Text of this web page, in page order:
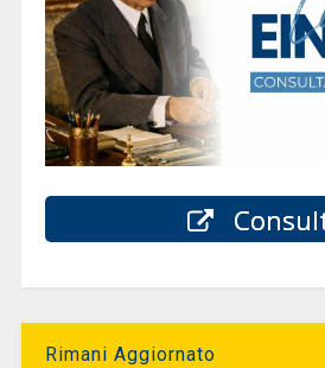
Rimani Aggiornato